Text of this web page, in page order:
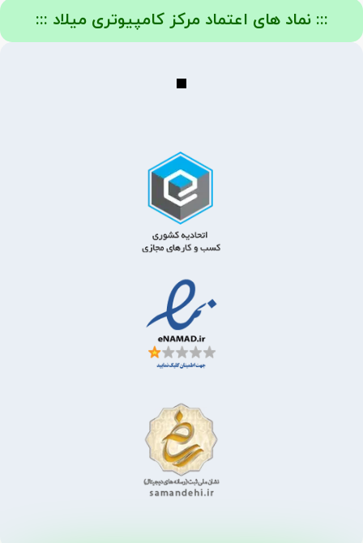
::: نماد های اعتماد مرکز کامپیوتری میلاد :::